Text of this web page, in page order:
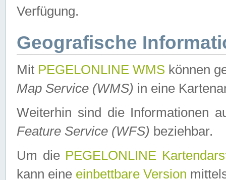
Verfügung.
Geografische
Mit PEGELONLINE WMS können
Map Service (WMS) in eine
Weiterhin sind die Informationen
Feature Service (WFS) beziehbar.
Um die PEGELONLINE
kann eine einbettbare Version